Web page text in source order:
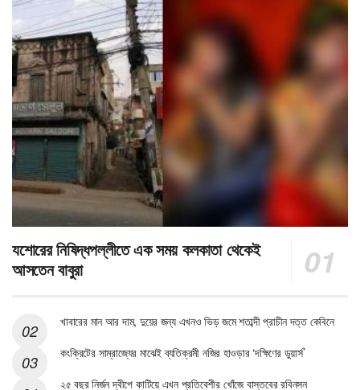
যশোরের নিষিদ্ধপল্লীতে এক সময় কলকাতা থেকেই
আসতেন বাবুরা
খাবারের মান আর দাম, দুয়ের জন্য এখনও ভিড় জমে শতাব্দী প্রাচীন দত্ত কেবিনে
কংক্রিটের সাম্রাজ্যের মাঝেই ব্যতিক্রমী নজির হাওড়ার ‘দক্ষিণের ডুয়ার্স’
২৫ বছর নির্জন দ্বীপে কাটিয়ে এখন প্রতিবেশীর খোঁজে বাস্তবের রবিনসন